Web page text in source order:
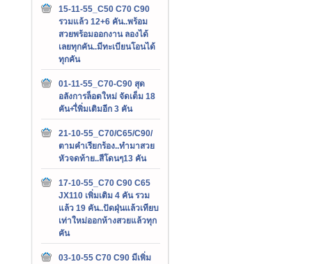
15-11-55_C50 C70 C90
รวมแล้ว 12+6 คัน..พร้อม
สวยพร้อมออกงาน ลองได้
เลยทุกคัน..มีทะเบียนโอนได้
ทุกคัน
01-11-55_C70-C90 สุด
อลังการล็อตใหม่ จัดเต็ม 18
คัน+เื่พิ่มเติมอีก 3 คัน
21-10-55_C70/C65/C90/
ตามคำเรียกร้อง..ทำมาสวย
หัวจดท้าย..สีโดนๆ13 คัน
17-10-55_C70 C90 C65
JX110 เพิ่มเติม 4 คัน รวม
แล้ว 19 คัน..ปัดฝุ่นแล้วเทียบ
เท่าใหม่ออกห้างสวยแล้วทุก
คัน
03-10-55 C70 C90 มีเพิ่ม